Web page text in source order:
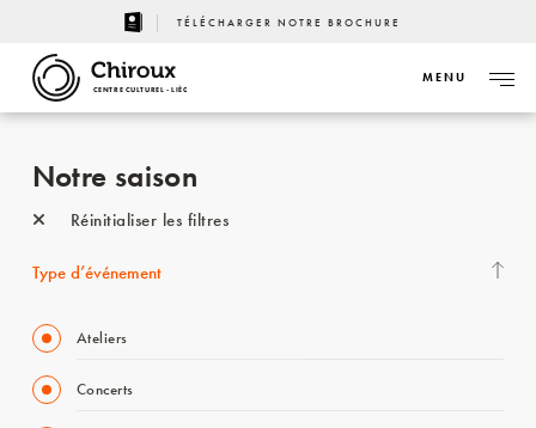
TÉLÉCHARGER NOTRE BROCHURE
CENTRE CULTUREL - LIÈGE
MENU
Notre saison
Réinitialiser les filtres
Type d’événement
Ateliers
Concerts